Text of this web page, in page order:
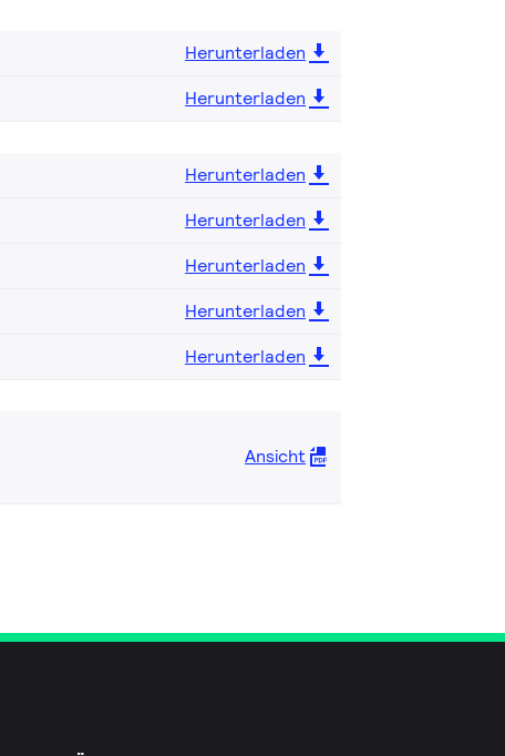
Herunterladen
Herunterladen
Herunterladen
Herunterladen
Herunterladen
Herunterladen
Herunterladen
Ansicht